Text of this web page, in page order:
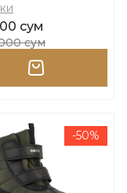
сум
сум
-50%